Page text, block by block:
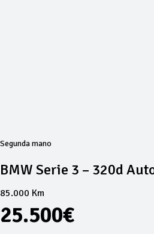
Segunda mano
BMW Serie 3 – 320d
85.000 Km
25.500€